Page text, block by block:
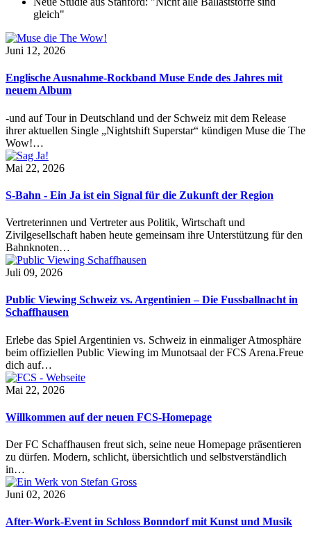
gleich"
Juni 12, 2026
Englische Ausnahme-Rockband Muse Ende des Jahres mit
neuem Album
-und auf Tour in Deutschland und der Schweiz mit dem Release
ihrer aktuellen Single „Nightshift Superstar“ kündigen Muse die The
Wow!…
Mai 22, 2026
S-Bahn - Ein Ja ist ein Signal für die Zukunft der Region
Vertreterinnen und Vertreter aus Politik, Wirtschaft und
Zivilgesellschaft haben heute gemeinsam ihre Unterstützung für den
Bahnknoten…
Juli 09, 2026
Public Viewing Schweiz vs. Argentinien – Die Fussballnacht in
Schaffhausen
Erlebe das Spiel Argentinien vs. Schweiz in einmaliger Atmosphäre
beim offiziellen Public Viewing im Munotsaal der FCS Arena.Freue
dich auf…
Mai 22, 2026
Willkommen auf der neuen FCS-Homepage
Der FC Schaffhausen freut sich, seine neue Homepage präsentieren
zu dürfen. Modern, schlicht, übersichtlich und selbstverständlich
in…
Juni 02, 2026
After-Work-Event in Schloss Bonndorf mit Kunst und Musik